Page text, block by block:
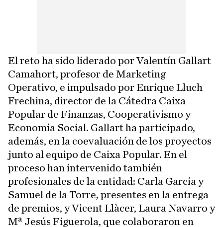
El reto ha sido liderado por Valentín Gallart
Camahort, profesor de Marketing
Operativo, e impulsado por Enrique Lluch
Frechina, director de la Cátedra Caixa
Popular de Finanzas, Cooperativismo y
Economía Social. Gallart ha participado,
además, en la coevaluación de los proyectos
junto al equipo de Caixa Popular. En el
proceso han intervenido también
profesionales de la entidad: Carla García y
Samuel de la Torre, presentes en la entrega
de premios, y Vicent Llàcer, Laura Navarro y
Mª Jesús Figuerola, que colaboraron en